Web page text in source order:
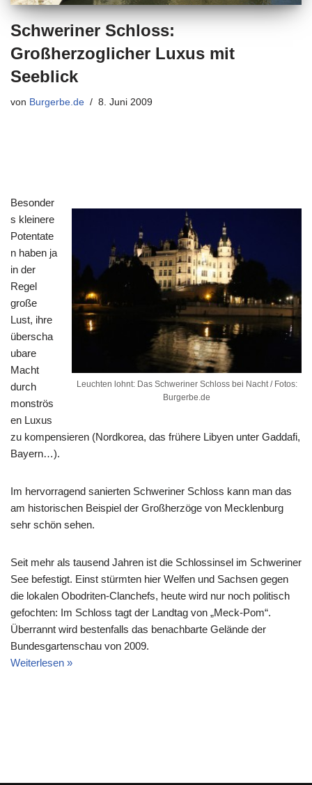
Schweriner Schloss:
Großherzoglicher Luxus mit
Seeblick
von Burgerbe.de 8. Juni 2009
Leuchten lohnt: Das Schweriner Schloss bei Nacht / Fotos:
Burgerbe.de
Besonder
s kleinere
Potentate
n haben ja
in der
Regel
große
Lust, ihre
überscha
ubare
Macht
durch
monströs
en Luxus
zu kompensieren (Nordkorea, das frühere Libyen unter Gaddafi,
Bayern…).
Im hervorragend sanierten Schweriner Schloss kann man das
am historischen Beispiel der Großherzöge von Mecklenburg
sehr schön sehen.
Seit mehr als tausend Jahren ist die Schlossinsel im Schweriner
See befestigt. Einst stürmten hier Welfen und Sachsen gegen
die lokalen Obodriten-Clanchefs, heute wird nur noch politisch
gefochten: Im Schloss tagt der Landtag von „Meck-Pom“.
Überrannt wird bestenfalls das benachbarte Gelände der
Bundesgartenschau von 2009.
Weiterlesen »